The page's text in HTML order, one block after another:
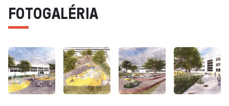
FOTOGALÉRIA